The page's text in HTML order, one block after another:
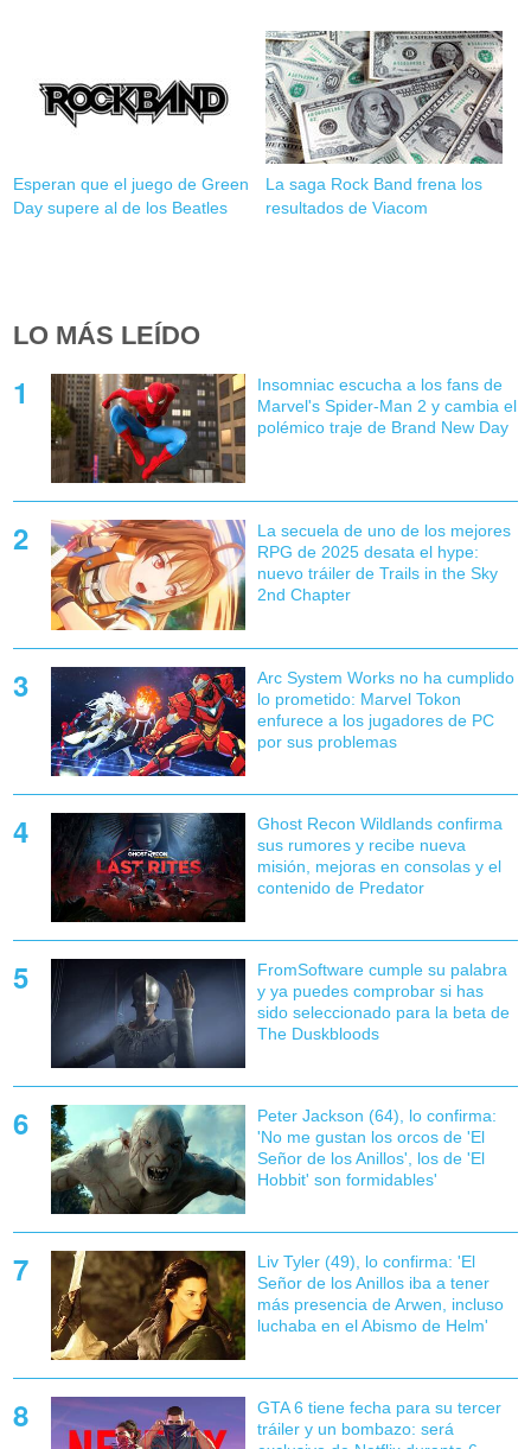
Esperan que el juego de Green
Day supere al de los Beatles
La saga Rock Band frena los
resultados de Viacom
LO MÁS LEÍDO
Insomniac escucha a los fans de
Marvel's Spider-Man 2 y cambia el
polémico traje de Brand New Day
La secuela de uno de los mejores
RPG de 2025 desata el hype:
nuevo tráiler de Trails in the Sky
2nd Chapter
Arc System Works no ha cumplido
lo prometido: Marvel Tokon
enfurece a los jugadores de PC
por sus problemas
Ghost Recon Wildlands confirma
sus rumores y recibe nueva
misión, mejoras en consolas y el
contenido de Predator
FromSoftware cumple su palabra
y ya puedes comprobar si has
sido seleccionado para la beta de
The Duskbloods
Peter Jackson (64), lo confirma:
'No me gustan los orcos de 'El
Señor de los Anillos', los de 'El
Hobbit' son formidables'
Liv Tyler (49), lo confirma: 'El
Señor de los Anillos iba a tener
más presencia de Arwen, incluso
luchaba en el Abismo de Helm'
GTA 6 tiene fecha para su tercer
tráiler y un bombazo: será